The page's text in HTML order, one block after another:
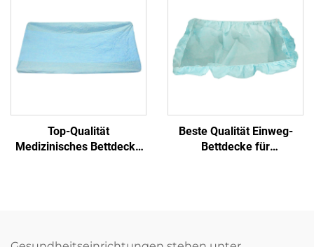
Top-Qualität
Medizinisches Bettdecke
Beste Qualität Einweg-
Bettdecke für